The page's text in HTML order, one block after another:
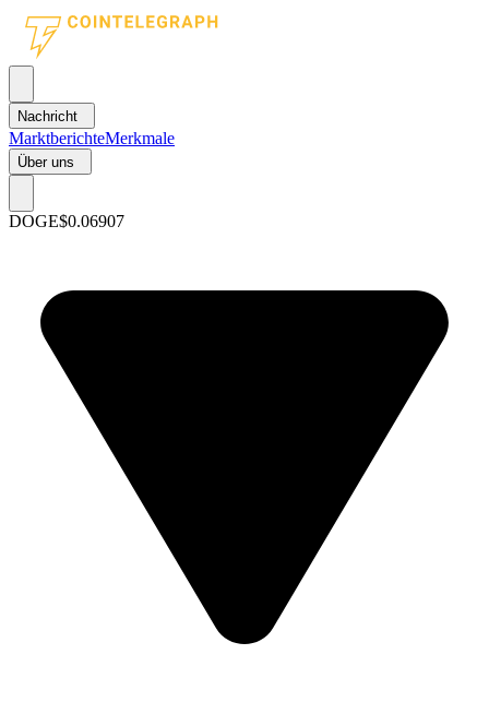
Nachricht
MarktberichteMerkmale
Über uns
DOGE$0.06907